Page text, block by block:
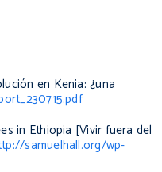
en Kenia: ¿una
in Ethiopia [Vivir fuera del
samuelhall.org/wp-